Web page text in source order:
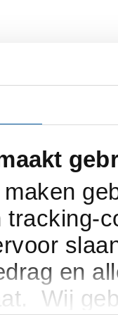
tracking-
en
Wij